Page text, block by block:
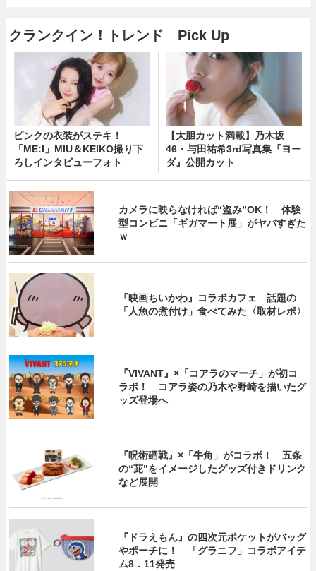
クランクイン！トレンド Pick Up
ピンクの衣装がステキ！
「ME:I」MIU＆KEIKO撮り下
ろしインタビューフォト
【大胆カット満載】乃木坂
46・与田祐希3rd写真集『ヨー
ダ』公開カット
カメラに映らなければ“盗み”OK！ 体験
型コンビニ「ギガマート展」がヤバすぎた
ｗ
『映画ちいかわ』コラボカフェ 話題の
「人魚の煮付け」食べてみた〈取材レポ〉
『VIVANT』×「コアラのマーチ」が初コ
ラボ！ コアラ姿の乃木や野崎を描いたグ
ッズ登場へ
『呪術廻戦』×「牛角」がコラボ！ 五条
の“茈”をイメージしたグッズ付きドリンク
など展開
『ドラえもん』の四次元ポケットがバッグ
やポーチに！ 「グラニフ」コラボアイテ
ム8．11発売